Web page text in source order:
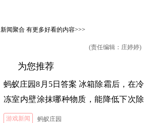
新闻聚合有更多好看的内容>>>
(责任编辑：庄婷婷)
为您推荐
蚂蚁庄园8月5日答案 冰箱除霜后，在冷
冻室内壁涂抹哪种物质，能降低下次除
霜的难度
游戏新闻 蚂蚁庄园